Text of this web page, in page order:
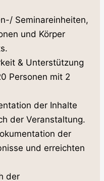
Seminareinheiten,
und Körper
& Unterstützung
Personen mit 2
der Inhalte
der Veranstaltung.
der
und erreichten
der